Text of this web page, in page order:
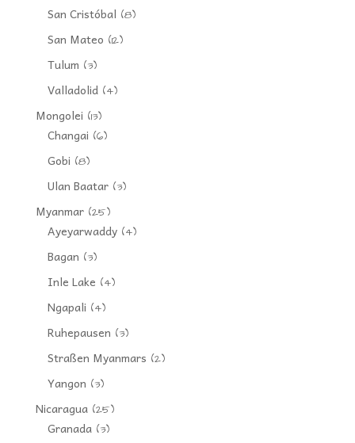
San Cristóbal (8)
San Mateo (12)
Tulum (3)
Valladolid(4)
Mongolei (13)
Changai (6)
Gobi (8)
Ulan Baatar(3)
Myanmar(25)
Ayeyarwaddy(4)
Bagan (3)
Inle Lake (4)
Ngapali (4)
Ruhepausen (3)
Straßen Myanmars (2)
Yangon (3)
Nicaragua(25)
Granada(3)